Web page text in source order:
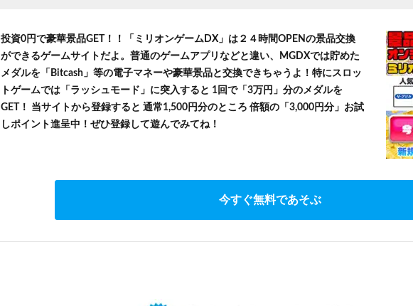
投資0円で豪華景品GET！！「ミリオンゲームDX」は２４時間OPENの景品交換
ができるゲームサイトだよ。普通のゲームアプリなどと違い、MGDXでは貯めた
メダルを「Bitcash」等の電子マネーや豪華景品と交換できちゃうよ！特にスロッ
トゲームでは「ラッシュモード」に突入すると 1回で「3万円」分のメダルを
GET！ 当サイトから登録すると 通常1,500円分のところ 倍額の「3,000円分」お試
しポイント進呈中！ぜひ登録して遊んでみてね！
今すぐ無料であそぶ